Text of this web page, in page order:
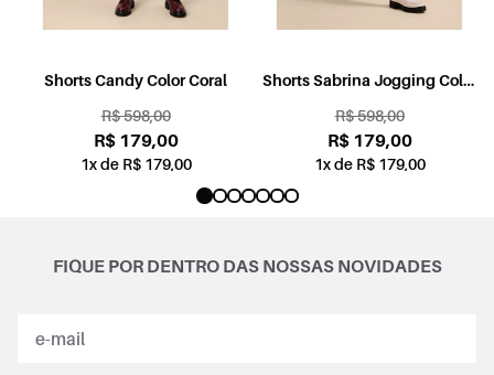
Shorts Candy Color Coral
R$ 598,00
R$ 179,00
1x de R$ 179,00
Shorts Sabrina Jogging Color
R$ 598,00
R$ 179,00
1x de R$ 179,00
FIQUE POR DENTRO DAS NOSSAS NOVIDADES